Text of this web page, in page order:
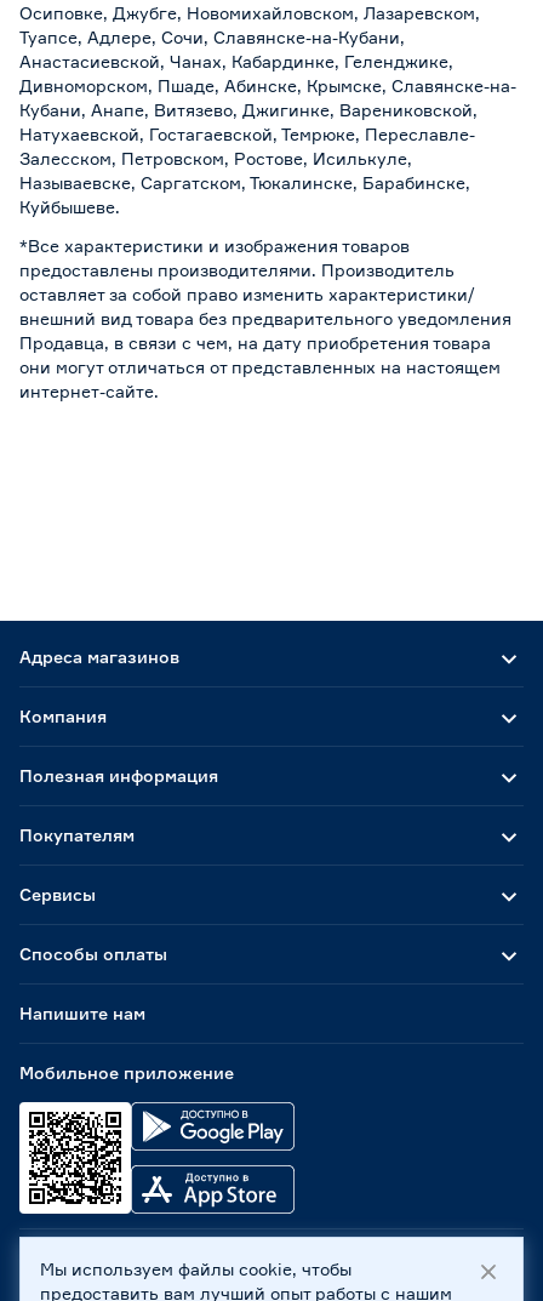
Осиповке, Джубге, Новомихайловском, Лазаревском,
Туапсе, Адлере, Сочи, Славянске-на-Кубани,
Анастасиевской, Чанах, Кабардинке, Геленджике,
Дивноморском, Пшаде, Абинске, Крымске, Славянске-на-
Кубани, Анапе, Витязево, Джигинке, Варениковской,
Натухаевской, Гостагаевской, Темрюке, Переславле-
Залесском, Петровском, Ростове, Исилькуле,
Называевске, Саргатском, Тюкалинске, Барабинске,
Куйбышеве.
*Все характеристики и изображения товаров
предоставлены производителями. Производитель
оставляет за собой право изменить характеристики/
внешний вид товара без предварительного уведомления
Продавца, в связи с чем, на дату приобретения товара
они могут отличаться от представленных на настоящем
интернет-сайте.
Адреса магазинов
Способы оплаты
Мобильное приложение
Компания
Полезная информация
Покупателям
Сервисы
Напишите нам
ООО «Бауцентр Рус» 2004 -2026, 236029, г. Калининград,
ул. А.Невского, 205. ИНН 7702596813, КПП 390601001 ©
Мы используем файлы cookie, чтобы
предоставить вам лучший опыт работы с нашим